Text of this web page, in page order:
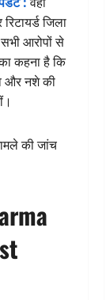
जिला
आरोपों से
कहना है कि
और नशे की
की जांच